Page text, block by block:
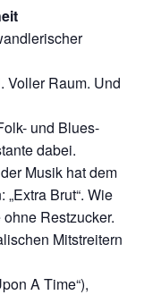
Voller Raum. Und
und Blues-
dabei.
Musik hat dem
Brut“. Wie
Restzucker.
Mitstreitern
A Time“),